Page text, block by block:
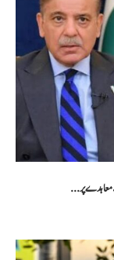
معاہدے پر...